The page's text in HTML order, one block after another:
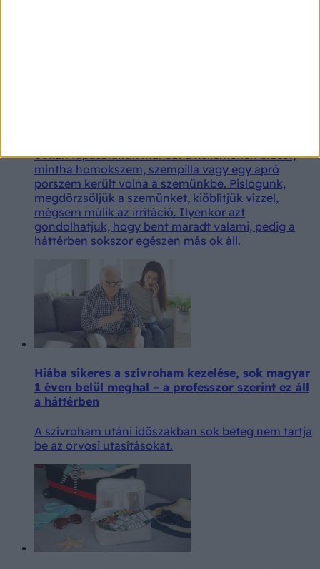
Sokan tapasztaltuk már azt a kellemetlen érzést,
mintha homokszem, szempilla vagy egy apró
porszem került volna a szemünkbe. Pislogunk,
megdörzsöljük a szemünket, kiöblítjük vízzel,
mégsem múlik az irritáció. Ilyenkor azt
gondolhatjuk, hogy bent maradt valami, pedig a
háttérben sokszor egészen más ok áll.
Hiába sikeres a szívroham kezelése, sok magyar
1 éven belül meghal – a professzor szerint ez áll
a háttérben
A szívroham utáni időszakban sok beteg nem tartja
be az orvosi utasításokat.